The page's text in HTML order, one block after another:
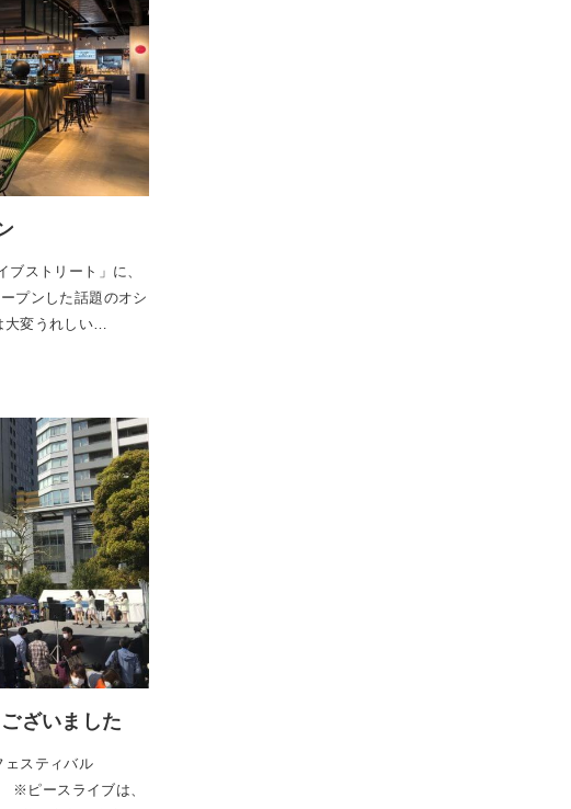
ストリート」に、
プンした話題のオシ
大変うれしい…
ざいました
ェスティバル
※ピースライブは、